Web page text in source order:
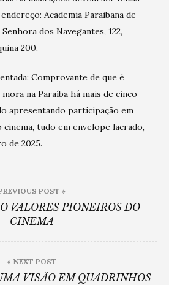
Academia Paraibana de
dos Navegantes, 122,
200.
Comprovante de que é
na Paraíba há mais de cinco
apresentando participação em
cinema, tudo em envelope lacrado,
de 2025.
POST »
VALORES PIONEIROS DO
CINEMA
« NEXT POST
VISÃO EM QUADRINHOS